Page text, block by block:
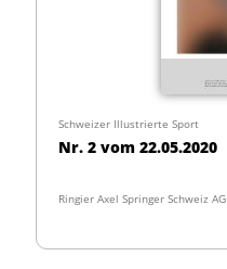
Schweizer Illustrierte Sport
Nr. 2 vom 22.05.2020
Ringier Axel Springer Schweiz AG